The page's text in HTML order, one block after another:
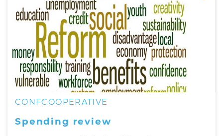
CONFCOOPERATIVE
Spending review